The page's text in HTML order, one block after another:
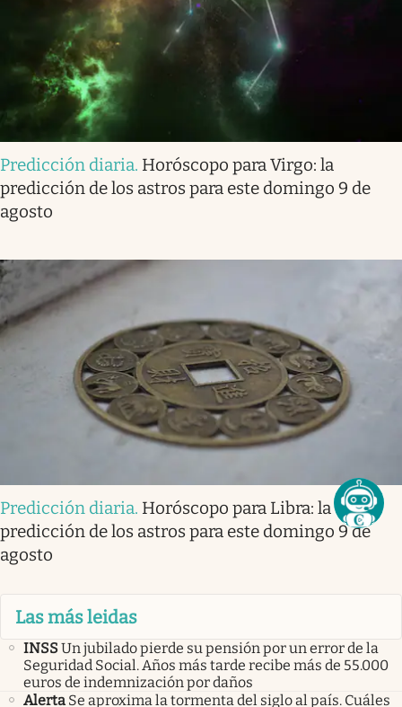
Predicción diaria. Horóscopo para Virgo: la
predicción de los astros para este domingo 9 de
agosto
Predicción diaria. Horóscopo para Libra: la
predicción de los astros para este domingo 9 de
agosto
Las más leidas
INSSUn jubilado pierde su pensión por un error de la
Seguridad Social. Años más tarde recibe más de 55.000
euros de indemnización por daños
Alerta Se aproxima la tormenta del siglo al país. Cuáles